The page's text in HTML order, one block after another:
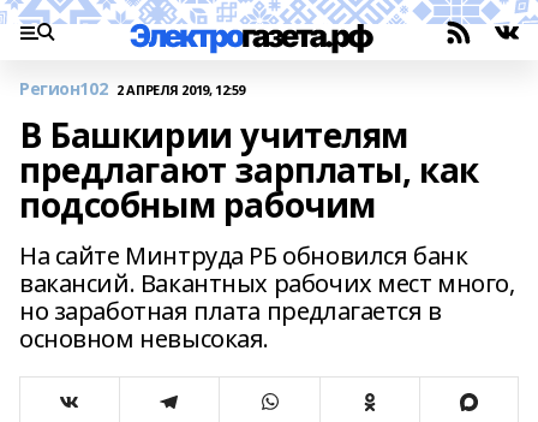
Регион102 2 АПРЕЛЯ 2019, 12:59
В Башкирии учителям
предлагают зарплаты, как
подсобным рабочим
На сайте Минтруда РБ обновился банк
вакансий. Вакантных рабочих мест много,
но заработная плата предлагается в
основном невысокая.